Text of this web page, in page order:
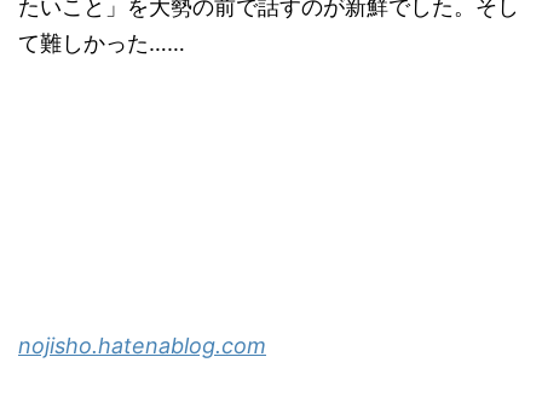
たいこと」を大勢の前で話すのが新鮮でした。そし
て難しかった……
nojisho.hatenablog.com